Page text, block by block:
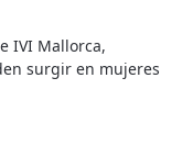
IVI Mallorca,
surgir en mujeres